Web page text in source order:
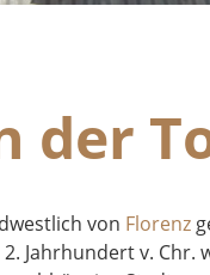
der
von Florenz
Jahrhundert v. Chr.